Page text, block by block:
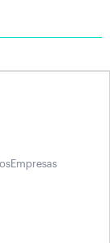
Empresas